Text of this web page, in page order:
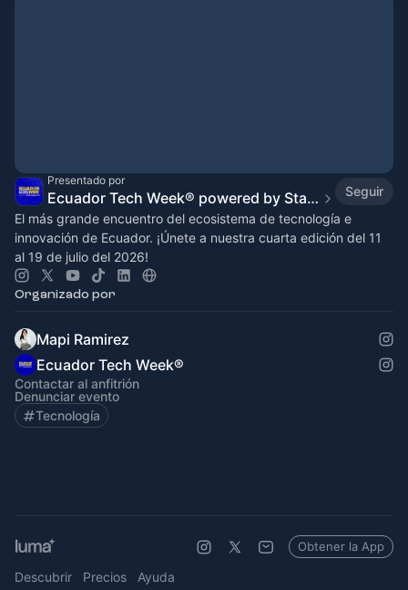
Presentado por
Ecuador Tech Week® powered by Startup Grind🚀
Seguir
El más grande encuentro del ecosistema de tecnología e
innovación de Ecuador. ¡Únete a nuestra cuarta edición del 11
al 19 de julio del 2026!
Organizado por
Mapi Ramirez
Ecuador Tech Week®
Contactar al anfitrión
Denunciar evento
Tecnología
Descubrir Precios Ayuda
Obtener la App